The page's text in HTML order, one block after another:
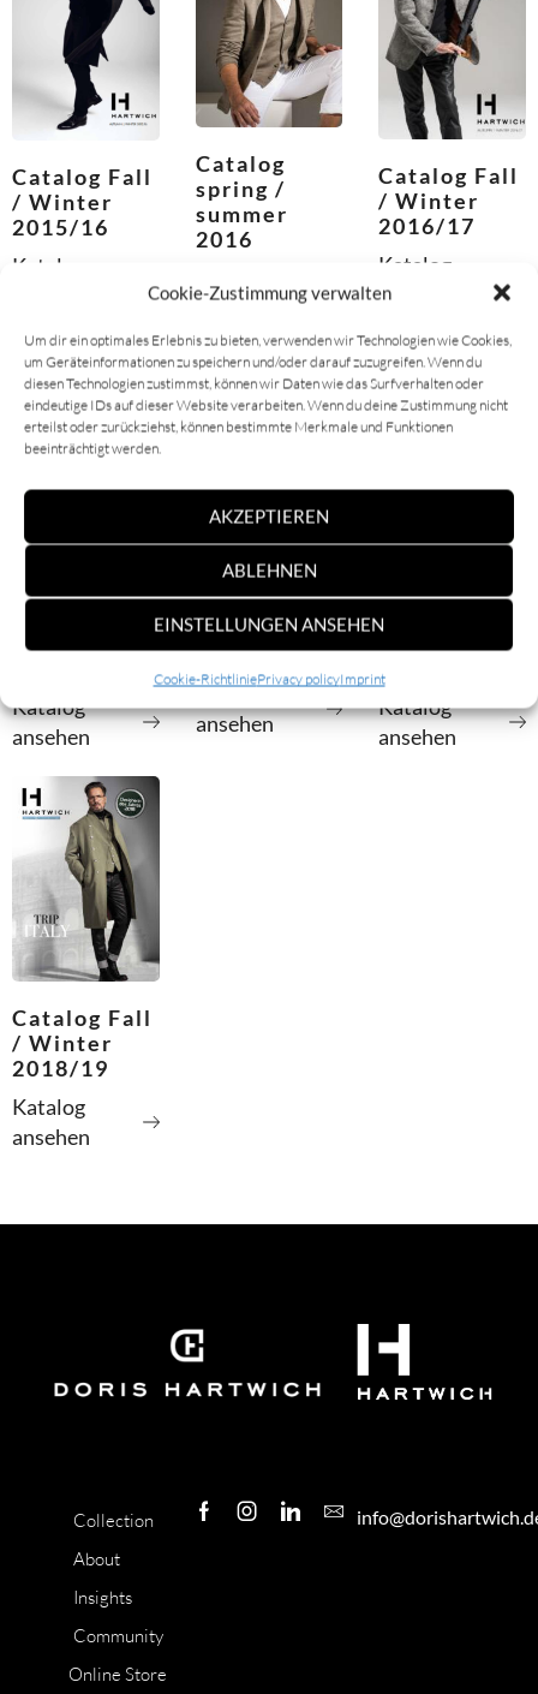
Cookie-Zustimmung verwalten
Um dir ein optimales Erlebnis zu bieten, verwenden wir Technologien wie Cookies,
um Geräteinformationen zu speichern und/oder darauf zuzugreifen. Wenn du
diesen Technologien zustimmst, können wir Daten wie das Surfverhalten oder
eindeutige IDs auf dieser Website verarbeiten. Wenn du deine Zustimmung nicht
erteilst oder zurückziehst, können bestimmte Merkmale und Funktionen
beeinträchtigt werden.
AKZEPTIEREN
ABLEHNEN
EINSTELLUNGEN ANSEHEN
Cookie-RichtliniePrivacy policyImprint
Catalog Fall
/ Winter
2015/16
Katalog
Catalog
spring /
summer
2016
ansehen
Catalog Fall
/ Winter
2016/17
Katalog
ansehen
Catalog
summer
Katalog
ansehen
Catalog Fall
/ Winter
2017/18
Katalog
ansehen
Catalog
spring /
2018
Katalog
ansehen
Catalog Fall
/ Winter
2018/19
Katalog
ansehen
Collection
About
Insights
Community
Online Store